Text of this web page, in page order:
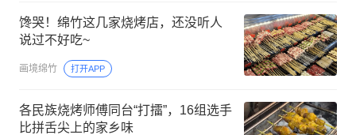
馋哭！绵竹这几家烧烤店，还没听人
说过不好吃~
画境绵竹 打开APP
各民族烧烤师傅同台“打擂”，16组选手
比拼舌尖上的家乡味